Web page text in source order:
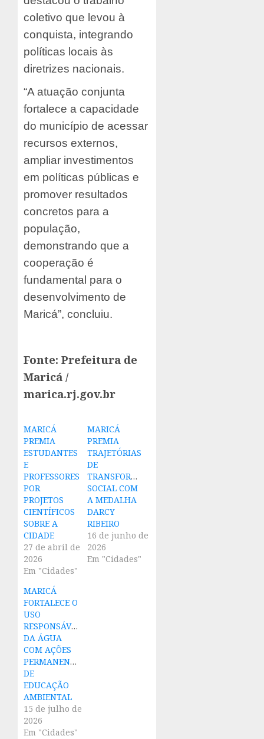
coletivo que levou à
conquista, integrando
políticas locais às
diretrizes nacionais.
“A atuação conjunta
fortalece a capacidade
do município de acessar
recursos externos,
ampliar investimentos
em políticas públicas e
promover resultados
concretos para a
população,
demonstrando que a
cooperação é
fundamental para o
desenvolvimento de
Maricá”, concluiu.
Fonte: Prefeitura de
Maricá /
marica.rj.gov.br
MARICÁ
PREMIA
ESTUDANTES
E
PROFESSORES
POR
PROJETOS
CIENTÍFICOS
SOBRE A
CIDADE
27 de abril de
2026
Em "Cidades"
MARICÁ
PREMIA
TRAJETÓRIAS
DE
TRANSFORMAÇÃO
SOCIAL COM
A MEDALHA
DARCY
RIBEIRO
16 de junho de
2026
Em "Cidades"
MARICÁ
FORTALECE O
USO
RESPONSÁVEL
DA ÁGUA
COM AÇÕES
PERMANENTES
DE
EDUCAÇÃO
AMBIENTAL
15 de julho de
2026
Em "Cidades"